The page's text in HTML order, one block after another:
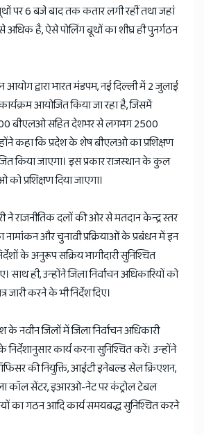
पर 6 बजे बाद तक कतार लगी रहीं तथा जहां
अधिक है, ऐसे पोलिंग बूथों का शीघ्र ही पुनर्गठन
आयोग द्वारा भारत मंडपम, नई दिल्ली में 2 जुलाई
आयोजित किया जा रहा है, जिसमें
बीएलओ सहित देशभर से लगभग 2500
कहा कि प्रदेश के शेष बीएलओ का प्रशिक्षण
किया जाएगा। इस प्रकार राजस्थान के कुल
प्रशिक्षण दिया जाएगा।
ने राजनीतिक दलों की ओर से मतदान केन्द्र स्तर
और चुनावी प्रक्रियाओं के प्रबंधन में इन
के अनुरूप सक्रिय भागीदारी सुनिश्चित
साथ ही, उन्होंने जिला निर्वाचन अधिकारियों को
करने के भी निर्देश दिए।
नवीन जिलों में जिला निर्वाचन अधिकारी
कार्य करना सुनिश्चित करें। उन्होंने
की नियुक्ति, आईटी इनेबल्ड सेल क्रिएशन,
कॉल सेंटर, इआरओ-नेट पर कंट्रोल टेबल
का गठन आदि कार्य समयबद्ध सुनिश्चित करने